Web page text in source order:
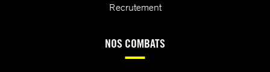
Recrutement
NOS COMBATS